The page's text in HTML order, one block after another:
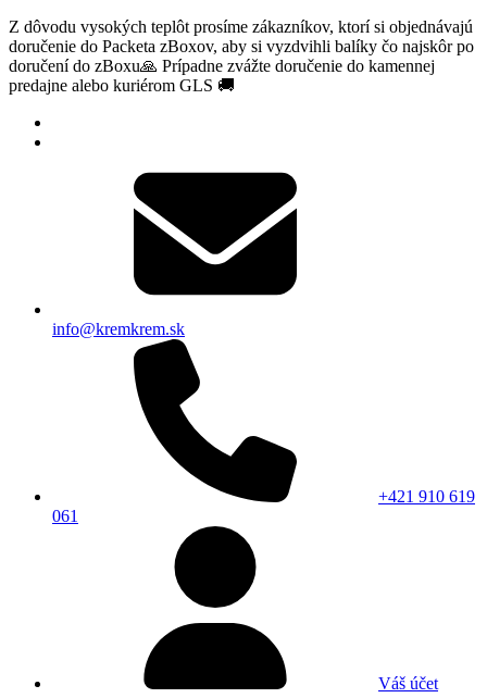
Z dôvodu vysokých teplôt prosíme zákazníkov, ktorí si objednávajú
doručenie do Packeta zBoxov, aby si vyzdvihli balíky čo najskôr po
doručení do zBoxu🙏 Prípadne zvážte doručenie do kamennej
predajne alebo kuriérom GLS 🚚
info@kremkrem.sk
+421 910 619
061
Váš účet